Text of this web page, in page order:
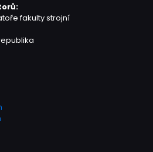
fakulty strojní